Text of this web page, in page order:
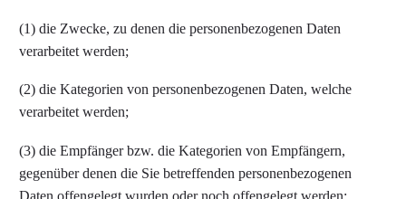
(1) die Zwecke, zu denen die personenbezogenen Daten
verarbeitet werden;
(2) die Kategorien von personenbezogenen Daten, welche
verarbeitet werden;
(3) die Empfänger bzw. die Kategorien von Empfängern,
gegenüber denen die Sie betreffenden personenbezogenen
Daten offengelegt wurden oder noch offengelegt werden;